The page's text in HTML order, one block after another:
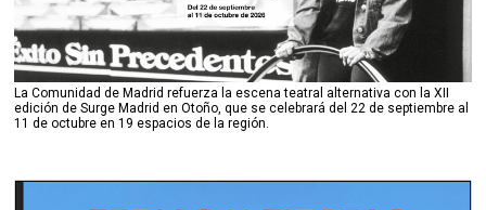
La Comunidad de Madrid refuerza la escena teatral alternativa con la XII
edición de Surge Madrid en Otoño, que se celebrará del 22 de septiembre al
11 de octubre en 19 espacios de la región.